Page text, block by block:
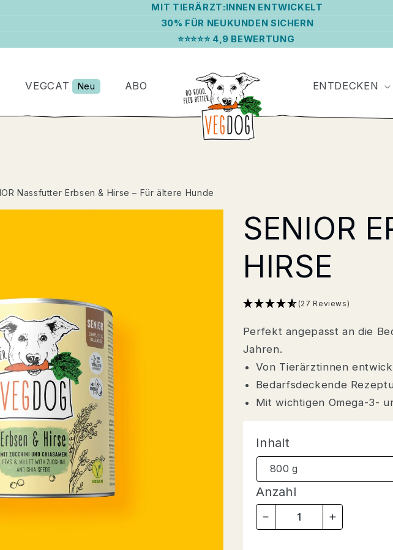
MIT TIERÄRZT:INNEN ENTWICKELT
30% FÜR NEUKUNDEN SICHERN
⭐⭐⭐⭐⭐ 4,9 BEWERTUNG
VEGCAT Neu ABO ENTDECKEN
Nassfutter Erbsen & Hirse – Für ältere Hunde
SENIOR
HIRSE
(27 Reviews)
Perfekt angepasst an die
Jahren.
Von Tierärztinnen
Bedarfsdeckende
Mit wichtigen Omega-3-
Inhalt
Anzahl
VERRINGEREERHÖHE